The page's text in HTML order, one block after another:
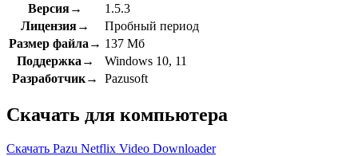
Версия→
1.5.3
Лицензия→
Пробный период
Размер файла→ 137 Мб
Поддержка→
Windows 10, 11
Разработчик→
Pazusoft
Скачать для компьютера
Скачать Pazu Netflix Video Downloader